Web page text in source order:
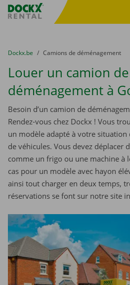
sitename
You are here:
du
Dockx.be to
Camions de déménagement
Louer un camion de
déménagement à
Besoin d’un camion de
Rendez-vous chez Dockx ! Vous
un modèle adapté à votre
de véhicules. Vous devez déplacer
comme un frigo ou une machine à
cas pour un modèle avec hayon
ainsi tout charger en deux temps,
réservations se font sur notre site